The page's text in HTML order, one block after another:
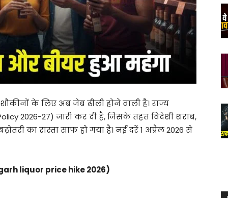
के लिए अब जेब ढीली होने वाली है। राज्य
2026-27) जारी कर दी है, जिसके तहत विदेशी शराब,
का रास्ता साफ हो गया है। नई दरें 1 अप्रैल 2026 से
liquor price hike 2026)